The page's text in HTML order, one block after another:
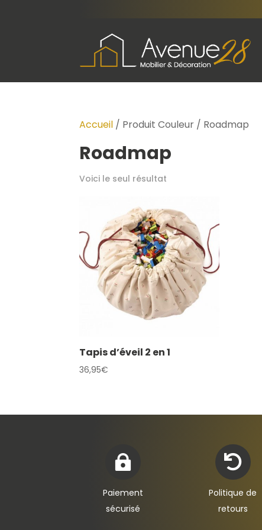
Accueil / Produit Couleur / Roadmap
Roadmap
Voici le seul résultat
Tapis d’éveil 2 en 1
36,95€

Paiement
sécurisé

Politique de
retours